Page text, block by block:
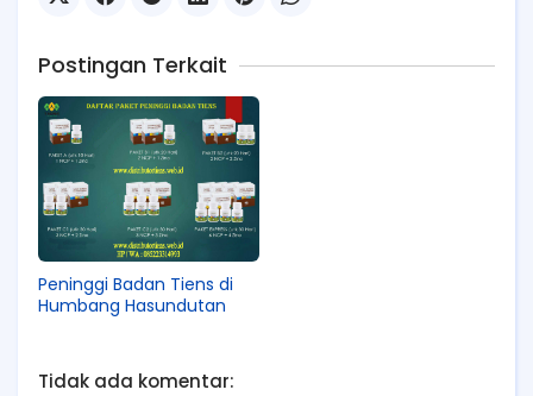
Postingan Terkait
Peninggi Badan Tiens di
Humbang Hasundutan
Tidak ada komentar: